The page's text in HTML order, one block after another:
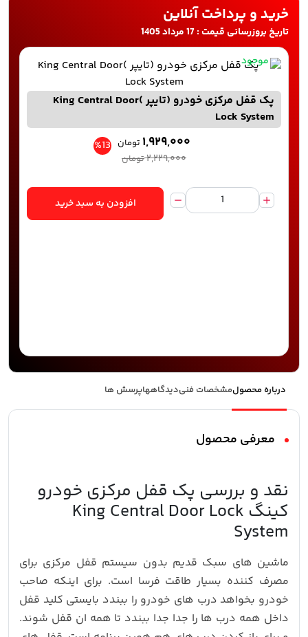
خرید و پرداخت آنلاین
تاریخ بروزرسانی قیمت : 17 مرداد 1405
موجود
پک قفل مرکزی خودرو (تایپر )King Central Door
Lock System
۱,۹۲۹,۰۰۰ تومان
۲,۲۲۹,۰۰۰تومان
%13
افزودن به سبد خرید
درباره محصولمشخصات فنیدیدگاههاپرسش ها
معرفی محصول
نقد و بررسی پک قفل مرکزی خودرو
کینگ King Central Door Lock
System
ماشین های سبک قدیم بدون سیستم قفل مرکزی برای
مصرف کننده بسیار طاقت فرسا است. برای اینکه صاحب
خودرو بخواهد درب های خودرو را ببندد بایستی کلید قفل
داخل همه درب ها را جدا جدا ببندد تا همه ان قفل شوند.